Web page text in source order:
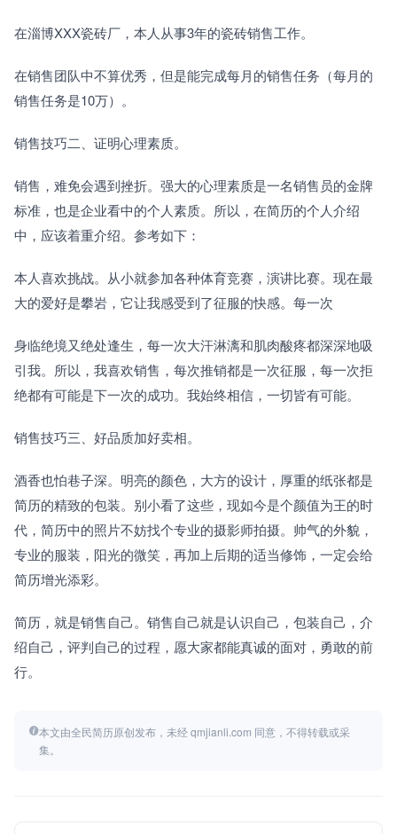
在淄博XXX瓷砖厂，本人从事3年的瓷砖销售工作。
在销售团队中不算优秀，但是能完成每月的销售任务（每月的
销售任务是10万）。
销售技巧二、证明心理素质。
销售，难免会遇到挫折。强大的心理素质是一名销售员的金牌
标准，也是企业看中的个人素质。所以，在简历的个人介绍
中，应该着重介绍。参考如下：
本人喜欢挑战。从小就参加各种体育竞赛，演讲比赛。现在最
大的爱好是攀岩，它让我感受到了征服的快感。每一次
身临绝境又绝处逢生，每一次大汗淋漓和肌肉酸疼都深深地吸
引我。所以，我喜欢销售，每次推销都是一次征服，每一次拒
绝都有可能是下一次的成功。我始终相信，一切皆有可能。
销售技巧三、好品质加好卖相。
酒香也怕巷子深。明亮的颜色，大方的设计，厚重的纸张都是
简历的精致的包装。别小看了这些，现如今是个颜值为王的时
代，简历中的照片不妨找个专业的摄影师拍摄。帅气的外貌，
专业的服装，阳光的微笑，再加上后期的适当修饰，一定会给
简历增光添彩。
简历，就是销售自己。销售自己就是认识自己，包装自己，介
绍自己，评判自己的过程，愿大家都能真诚的面对，勇敢的前
行。
本文由全民简历原创发布，未经 qmjianli.com 同意，不得转载或采
集。